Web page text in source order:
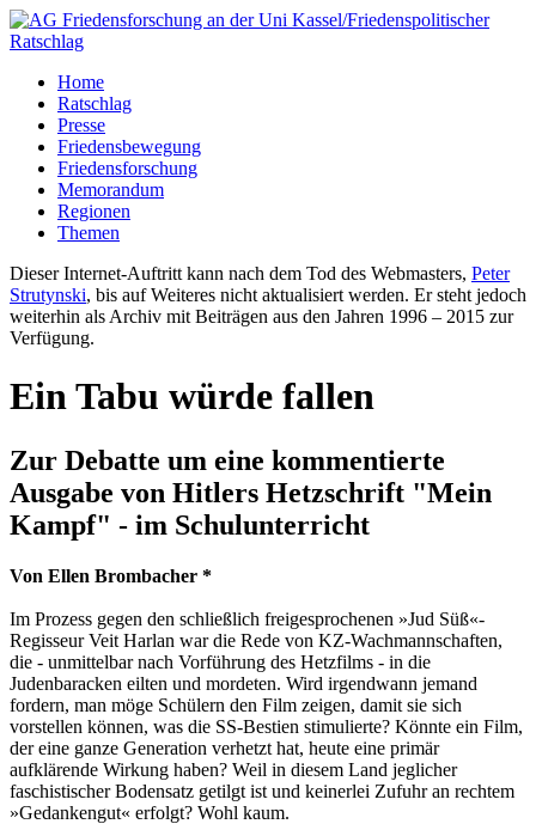
Home
Ratschlag
Presse
Friedensbewegung
Friedensforschung
Memorandum
Regionen
Themen
Dieser Internet-Auftritt kann nach dem Tod des Webmasters, Peter
Strutynski, bis auf Weiteres nicht aktualisiert werden. Er steht jedoch
weiterhin als Archiv mit Beiträgen aus den Jahren 1996 – 2015 zur
Verfügung.
Ein Tabu würde fallen
Zur Debatte um eine kommentierte
Ausgabe von Hitlers Hetzschrift "Mein
Kampf" - im Schulunterricht
Von Ellen Brombacher *
Im Prozess gegen den schließlich freigesprochenen »Jud Süß«-
Regisseur Veit Harlan war die Rede von KZ-Wachmannschaften,
die - unmittelbar nach Vorführung des Hetzfilms - in die
Judenbaracken eilten und mordeten. Wird irgendwann jemand
fordern, man möge Schülern den Film zeigen, damit sie sich
vorstellen können, was die SS-Bestien stimulierte? Könnte ein Film,
der eine ganze Generation verhetzt hat, heute eine primär
aufklärende Wirkung haben? Weil in diesem Land jeglicher
faschistischer Bodensatz getilgt ist und keinerlei Zufuhr an rechtem
»Gedankengut« erfolgt? Wohl kaum.